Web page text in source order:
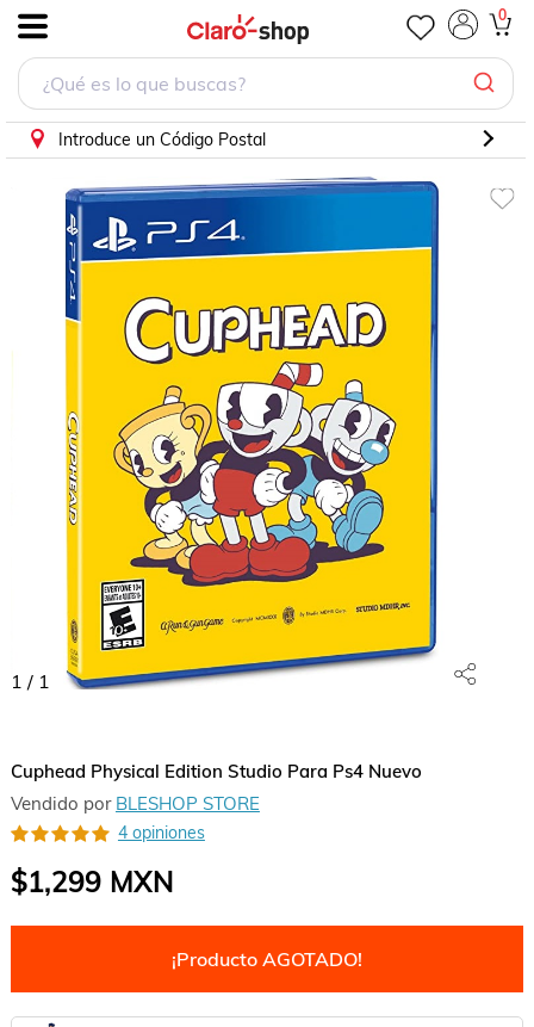
0
Introduce un Código Postal
1 / 1
Cuphead Physical Edition Studio Para Ps4 Nuevo
Vendido por BLESHOP STORE
4 opiniones
$1,299MXN
¡Producto AGOTADO!